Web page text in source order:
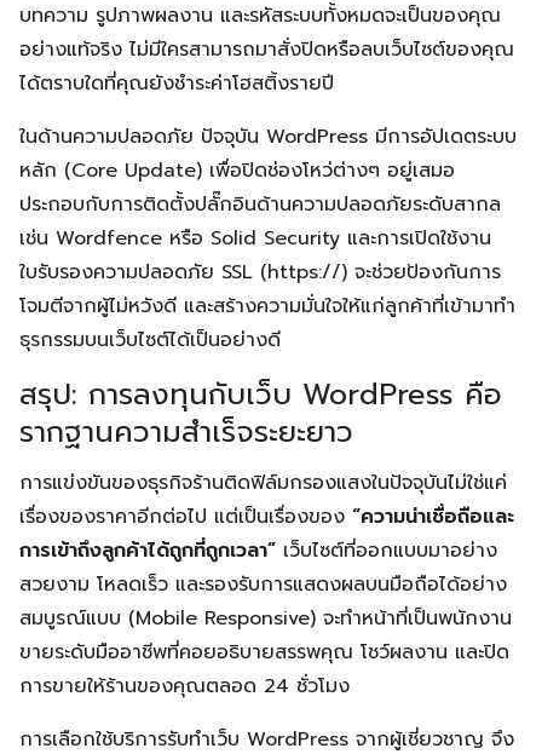
บทความ รูปภาพผลงาน และรหัสระบบทั้งหมดจะเป็นของคุณ
อย่างแท้จริง ไม่มีใครสามารถมาสั่งปิดหรือลบเว็บไซต์ของคุณ
ได้ตราบใดที่คุณยังชำระค่าโฮสติ้งรายปี
ในด้านความปลอดภัย ปัจจุบัน WordPress มีการอัปเดตระบบ
หลัก (Core Update) เพื่อปิดช่องโหว่ต่างๆ อยู่เสมอ
ประกอบกับการติดตั้งปลั๊กอินด้านความปลอดภัยระดับสากล
เช่น Wordfence หรือ Solid Security และการเปิดใช้งาน
ใบรับรองความปลอดภัย SSL (https://) จะช่วยป้องกันการ
โจมตีจากผู้ไม่หวังดี และสร้างความมั่นใจให้แก่ลูกค้าที่เข้ามาทำ
ธุรกรรมบนเว็บไซต์ได้เป็นอย่างดี
สรุป: การลงทุนกับเว็บ WordPress คือ
รากฐานความสำเร็จระยะยาว
การแข่งขันของธุรกิจร้านติดฟิล์มกรองแสงในปัจจุบันไม่ใช่แค่
เรื่องของราคาอีกต่อไป แต่เป็นเรื่องของ “ความน่าเชื่อถือและ
การเข้าถึงลูกค้าได้ถูกที่ถูกเวลา” เว็บไซต์ที่ออกแบบมาอย่าง
สวยงาม โหลดเร็ว และรองรับการแสดงผลบนมือถือได้อย่าง
สมบูรณ์แบบ (Mobile Responsive) จะทำหน้าที่เป็นพนักงาน
ขายระดับมืออาชีพที่คอยอธิบายสรรพคุณ โชว์ผลงาน และปิด
การขายให้ร้านของคุณตลอด 24 ชั่วโมง
การเลือกใช้บริการรับทำเว็บ WordPress จากผู้เชี่ยวชาญ จึง